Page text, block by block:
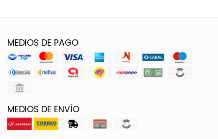
MEDIOS DE PAGO
MEDIOS DE ENVÍO